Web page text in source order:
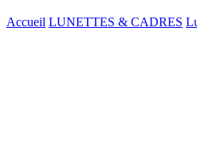
Accueil LUNETTES & CADRES